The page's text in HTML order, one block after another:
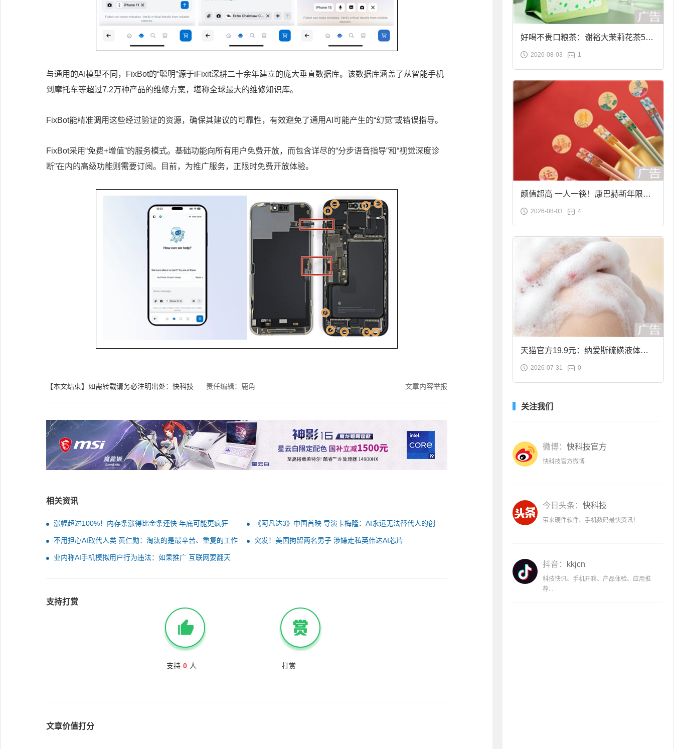
与通用的AI模型不同，FixBot的“聪明”源于iFixit深耕二十余年建立的庞大垂直数据库。该数据库涵盖了从智能手机
到摩托车等超过7.2万种产品的维修方案，堪称全球最大的维修知识库。
FixBot能精准调用这些经过验证的资源，确保其建议的可靠性，有效避免了通用AI可能产生的“幻觉”或错误指导。
FixBot采用“免费+增值”的服务模式。基础功能向所有用户免费开放，而包含详尽的“分步语音指导”和“视觉深度诊
断”在内的高级功能则需要订阅。目前，为推广服务，正限时免费开放体验。
【本文结束】如需转载请务必注明出处：快科技 责任编辑：鹿角 文章内容举报
相关资讯
涨幅超过100%！内存条涨得比金条还快 年底可能更疯狂
《阿凡达3》中国首映 导演卡梅隆：AI永远无法替代人的创
不用担心AI取代人类 黄仁勋：淘汰的是最辛苦、重复的工作 突发！美国拘留两名男子 涉嫌走私英伟达AI芯片
业内称AI手机模拟用户行为违法：如果推广 互联网要翻天
支持打赏
支持 0 人 打赏
文章价值打分
好喝不贵口粮茶：谢裕大茉莉花茶50g
袋装9.9元到手
2026-08-03 1
颜值超高 一人一筷！康巴赫新年限定
合金筷子大促：19.9元
2026-08-03 4
天猫官方19.9元：纳爱斯硫磺液体香
皂2斤大促
2026-07-31 0
关注我们
微博： 快科技官方
快科技官方微博
今日头条： 快科技
带来硬件软件、手机数码最快资讯！
抖音： kkjcn
科技快讯、手机开箱、产品体验、应用推
荐...